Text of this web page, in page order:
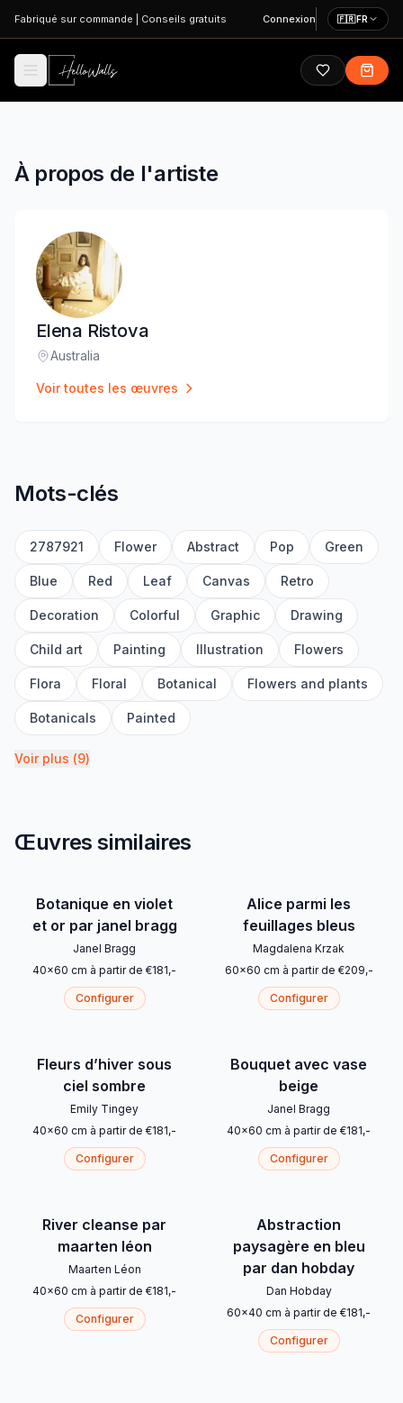
Aller au contenu principal
Fabriqué sur commande Conseils gratuits Connexion 🇫🇷FR
À propos de l'artiste
Elena Ristova
Lieu:
Australia
Voir toutes les œuvres
Mots-clés
2787921 Flower Abstract Pop Green
Blue Red Leaf Canvas Retro
Decoration Colorful Graphic Drawing
Child art Painting Illustration Flowers
Flora Floral Botanical Flowers and plants
Botanicals Painted
Voir plus (9)
Œuvres similaires
Botanique en violet
et or par janel bragg
Janel Bragg
40x60 cm à partir de €181,-
Configurer
Alice parmi les
feuillages bleus
Magdalena Krzak
60x60 cm à partir de €209,-
Configurer
Fleurs d’hiver sous
ciel sombre
Emily Tingey
40x60 cm à partir de €181,-
Configurer
Bouquet avec vase
beige
Janel Bragg
40x60 cm à partir de €181,-
Configurer
River cleanse par
maarten léon
Maarten Léon
40x60 cm à partir de €181,-
Configurer
Abstraction
paysagère en bleu
par dan hobday
Dan Hobday
60x40 cm à partir de €181,-
Configurer